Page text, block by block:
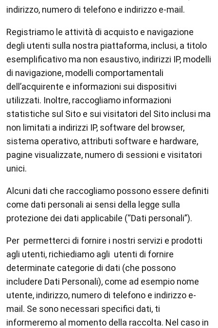
indirizzo, numero di telefono e indirizzo e-mail.
Registriamo le attività di acquisto e navigazione
degli utenti sulla nostra piattaforma, inclusi, a titolo
esemplificativo ma non esaustivo, indirizzi IP, modelli
di navigazione, modelli comportamentali
dell’acquirente e informazioni sui dispositivi
utilizzati. Inoltre, raccogliamo informazioni
statistiche sul Sito e sui visitatori del Sito inclusi ma
non limitati a indirizzi IP, software del browser,
sistema operativo, attributi software e hardware,
pagine visualizzate, numero di sessioni e visitatori
unici.
Alcuni dati che raccogliamo possono essere definiti
come dati personali ai sensi della legge sulla
protezione dei dati applicabile (“Dati personali”).
Per permetterci di fornire i nostri servizi e prodotti
agli utenti, richiediamo agli utenti di fornire
determinate categorie di dati (che possono
includere Dati Personali), come ad esempio nome
utente, indirizzo, numero di telefono e indirizzo e-
mail. Se sono necessari specifici dati, ti
informeremo al momento della raccolta. Nel caso in